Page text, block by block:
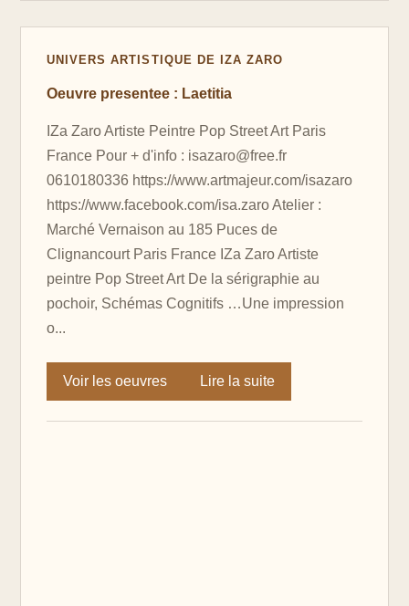
UNIVERS ARTISTIQUE DE IZA ZARO
Oeuvre presentee : Laetitia
IZa Zaro Artiste Peintre Pop Street Art Paris
France Pour + d'info : isazaro@free.fr
0610180336 https://www.artmajeur.com/isazaro
https://www.facebook.com/isa.zaro Atelier :
Marché Vernaison au 185 Puces de
Clignancourt Paris France IZa Zaro Artiste
peintre Pop Street Art De la sérigraphie au
pochoir, Schémas Cognitifs …Une impression
o...
Voir les oeuvres Lire la suite